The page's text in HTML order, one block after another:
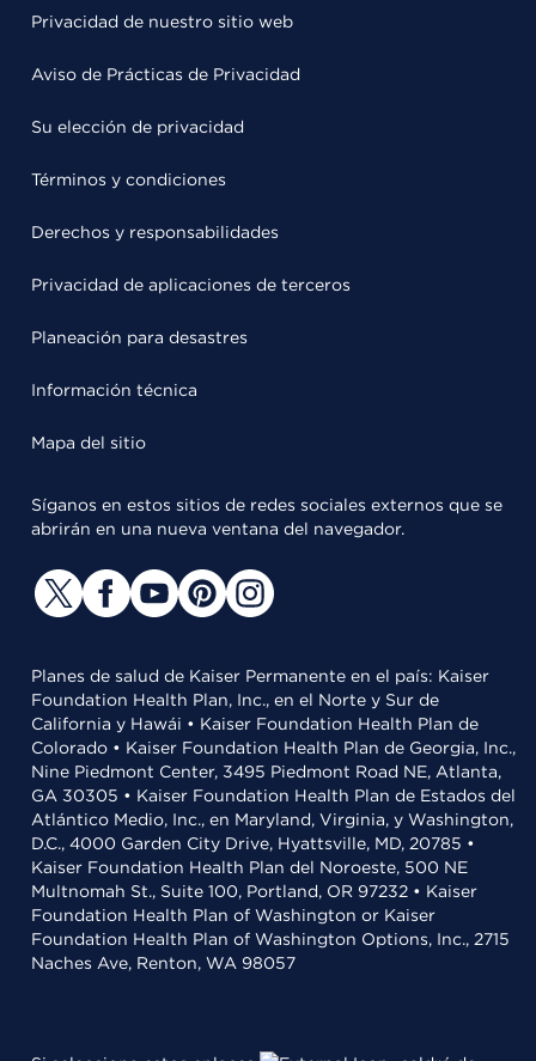
Privacidad de nuestro sitio web
Aviso de Prácticas de Privacidad
Su elección de privacidad
Términos y condiciones
Derechos y responsabilidades
Privacidad de aplicaciones de terceros
Planeación para desastres
Información técnica
Mapa del sitio
Síganos en estos sitios de redes sociales externos que se
abrirán en una nueva ventana del navegador.
Planes de salud de Kaiser Permanente en el país: Kaiser
Foundation Health Plan, Inc., en el Norte y Sur de
California y Hawái • Kaiser Foundation Health Plan de
Colorado • Kaiser Foundation Health Plan de Georgia, Inc.,
Nine Piedmont Center, 3495 Piedmont Road NE, Atlanta,
GA 30305 • Kaiser Foundation Health Plan de Estados del
Atlántico Medio, Inc., en Maryland, Virginia, y Washington,
D.C., 4000 Garden City Drive, Hyattsville, MD, 20785 •
Kaiser Foundation Health Plan del Noroeste, 500 NE
Multnomah St., Suite 100, Portland, OR 97232 • Kaiser
Foundation Health Plan of Washington or Kaiser
Foundation Health Plan of Washington Options, Inc., 2715
Naches Ave, Renton, WA 98057